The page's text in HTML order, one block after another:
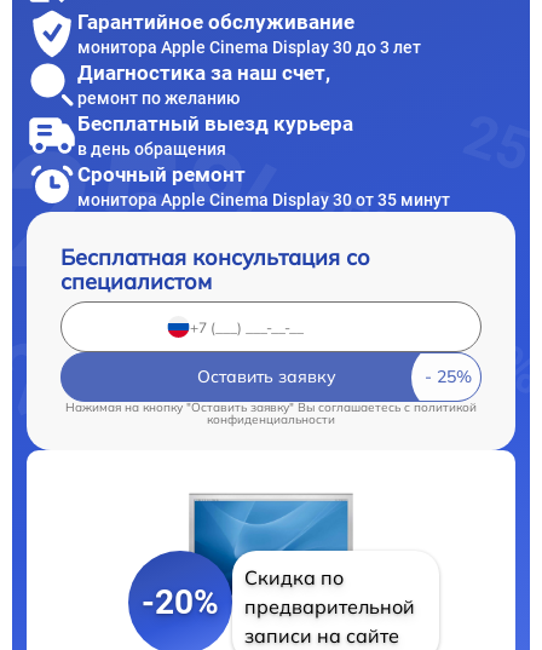
Гарантийное обслуживание
монитора Apple Cinema Display 30 до 3 лет
Диагностика за наш счет,
ремонт по желанию
Бесплатный выезд курьера
в день обращения
Срочный ремонт
монитора Apple Cinema Display 30 от 35 минут
Бесплатная консультация со
специалистом
Оставить заявку
Нажимая на кнопку "Оставить заявку" Вы соглашаетесь cполитикой
конфиденциальности
-20%
Скидка по
предварительной
записи на сайте